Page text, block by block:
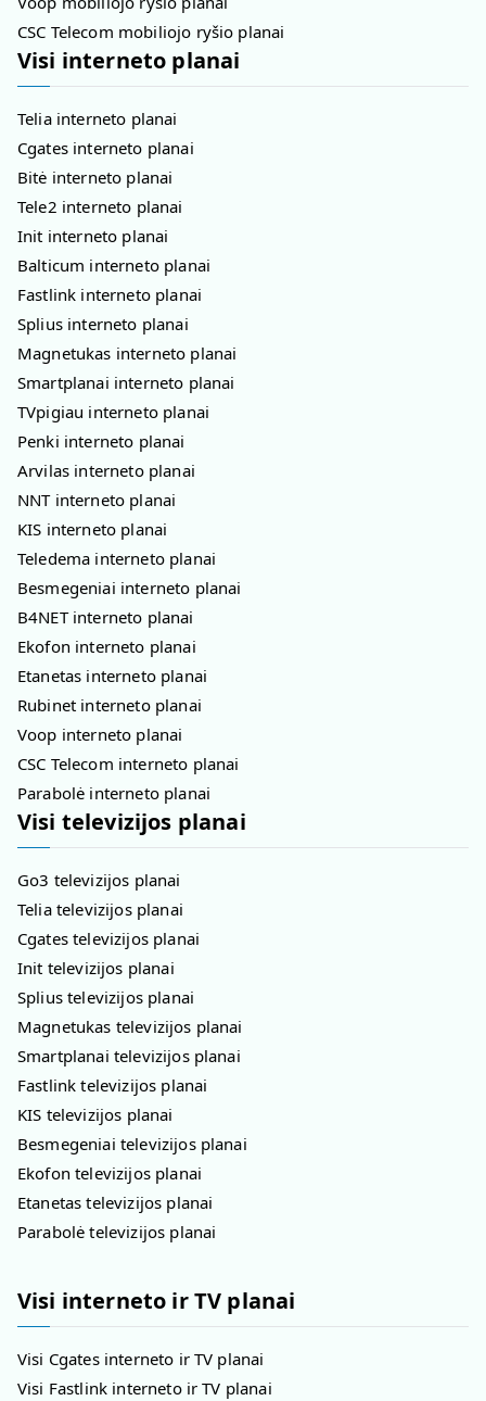
CSC Telecom mobiliojo ryšio planai
Visi interneto planai
Telia interneto planai
Cgates interneto planai
Bitė interneto planai
Tele2 interneto planai
Init interneto planai
Balticum interneto planai
Fastlink interneto planai
Splius interneto planai
Magnetukas interneto planai
Smartplanai interneto planai
TVpigiau interneto planai
Penki interneto planai
Arvilas interneto planai
NNT interneto planai
KIS interneto planai
Teledema interneto planai
Besmegeniai interneto planai
B4NET interneto planai
Ekofon interneto planai
Etanetas interneto planai
Rubinet interneto planai
Voop interneto planai
CSC Telecom interneto planai
Parabolė interneto planai
Visi televizijos planai
Go3 televizijos planai
Telia televizijos planai
Cgates televizijos planai
Init televizijos planai
Splius televizijos planai
Magnetukas televizijos planai
Smartplanai televizijos planai
Fastlink televizijos planai
KIS televizijos planai
Besmegeniai televizijos planai
Ekofon televizijos planai
Etanetas televizijos planai
Parabolė televizijos planai
Visi interneto ir TV planai
Visi Cgates interneto ir TV planai
Visi Fastlink interneto ir TV planai